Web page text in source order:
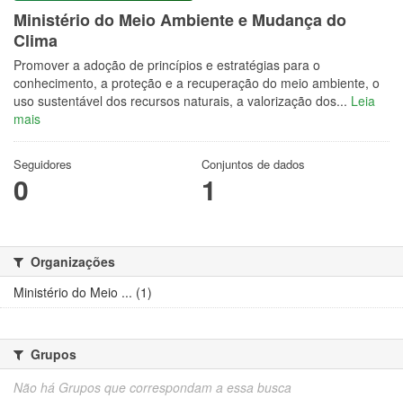
Ministério do Meio Ambiente e Mudança do
Clima
Promover a adoção de princípios e estratégias para o
conhecimento, a proteção e a recuperação do meio ambiente, o
uso sustentável dos recursos naturais, a valorização dos... Leia
mais
Seguidores
0
Conjuntos de dados
1
Organizações
Ministério do Meio ... (1)
Grupos
Não há Grupos que correspondam a essa busca